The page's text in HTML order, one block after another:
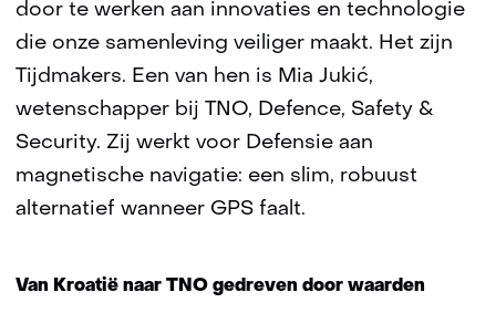
door te werken aan innovaties en technologie
die onze samenleving veiliger maakt. Het zijn
Tijdmakers. Een van hen is Mia Jukić,
wetenschapper bij TNO, Defence, Safety &
Security. Zij werkt voor Defensie aan
magnetische navigatie: een slim, robuust
alternatief wanneer GPS faalt.
Van Kroatië naar TNO gedreven door waarden